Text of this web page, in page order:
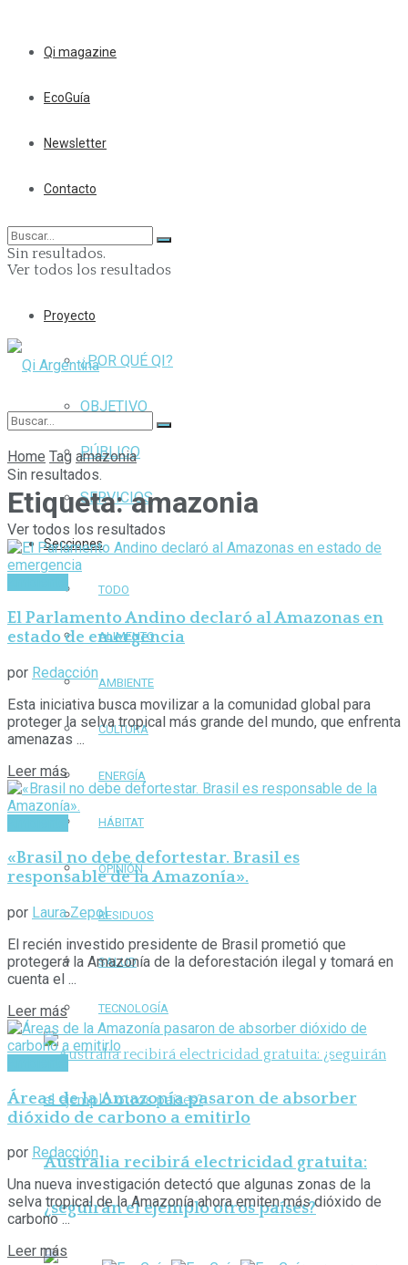
Qi magazine
EcoGuía
Newsletter
Contacto
Sin resultados.
Ver todos los resultados
Proyecto
¿POR QUÉ QI?
OBJETIVO
PÚBLICO
SERVICIOS
Secciones
TODO
ALIMENTO
AMBIENTE
CULTURA
ENERGÍA
HÁBITAT
OPINIÓN
RESIDUOS
SALUD
TECNOLOGÍA
Australia recibirá electricidad gratuita:
¿seguirán el ejemplo otros países?
Sin resultados.
Ver todos los resultados
Home Tag amazonia
Etiqueta:amazonia
El Parlamento Andino declaró al Amazonas en
estado de emergencia
por Redacción
Esta iniciativa busca movilizar a la comunidad global para
proteger la selva tropical más grande del mundo, que enfrenta
amenazas ...
Leer más
«Brasil no debe defortestar. Brasil es
responsable de la Amazonía».
por Laura Zepol
El recién investido presidente de Brasil prometió que
protegerá la Amazonía de la deforestación ilegal y tomará en
cuenta el ...
Leer más
Áreas de la Amazonía pasaron de absorber
dióxido de carbono a emitirlo
por Redacción
Una nueva investigación detectó que algunas zonas de la
selva tropical de la Amazonía ahora emiten más dióxido de
carbono ...
Leer más